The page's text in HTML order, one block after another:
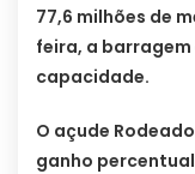
77,6 milhões de
feira, a barragem
capacidade.
O açude
ganho percentual